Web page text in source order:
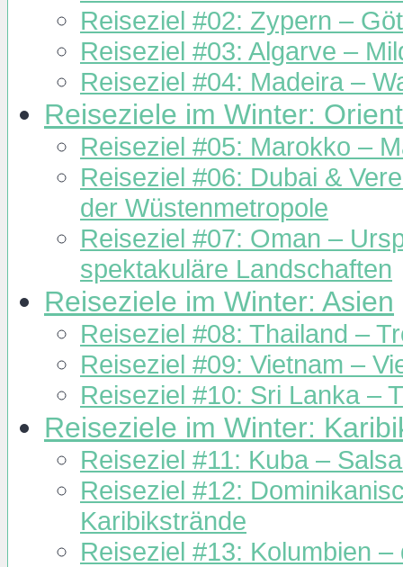
Reiseziel #02: Zypern –
Reiseziel #03: Algarve –
Reiseziel #04: Madeira –
Reiseziele im Winter: Orient
Reiseziel #05: Marokko –
Reiseziel #06: Dubai &
der Wüstenmetropole
Reiseziel #07: Oman –
spektakuläre Landschaften
Reiseziele im Winter: Asien
Reiseziel #08: Thailand –
Reiseziel #09: Vietnam –
Reiseziel #10: Sri Lanka –
Reiseziele im Winter:
Reiseziel #11: Kuba –
Reiseziel #12:
Karibikstrände
Reiseziel #13: Kolumbien